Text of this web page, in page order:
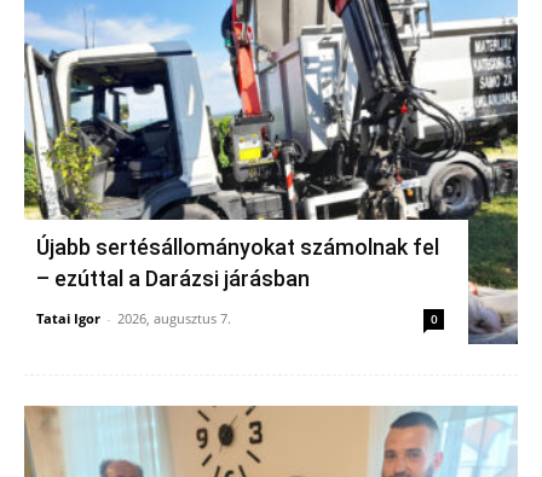
Újabb sertésállományokat számolnak fel
– ezúttal a Darázsi járásban
Tatai Igor - 2026, augusztus 7. 0